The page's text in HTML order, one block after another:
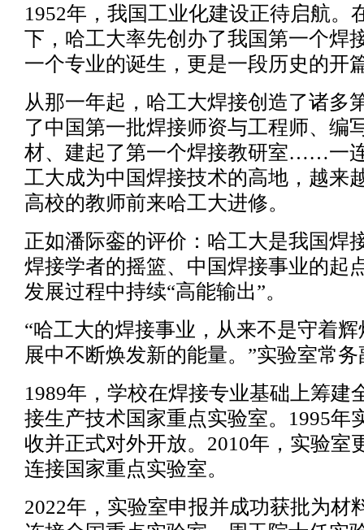
1952年，我国工业化建设正待启航。
下，哈工大率先创办了我国第一个焊
一个专业的诞生，更是一段历史的开
从那一年起，哈工大焊接创造了诸
了中国第一批焊接师资与工程师、编
材、建起了第一个焊接教研室……一
工大成为中国焊接技术的高地，越来
高校的教师前来哈工大进修。
正如潘际銮的评价：哈工大是我国焊
焊接学者的摇篮、中国焊接事业的起
发展过程中持续“高能输出”。
“哈工大的焊接事业，从来不是守着
展中不断焕发新的能量。”实验室常
1989年，学校在焊接专业基础上筹建
接生产技术国家重点实验室。1995年
收并正式对外开放。2010年，实验室
连接国家重点实验室。
2022年，实验室申报并成功获批为材